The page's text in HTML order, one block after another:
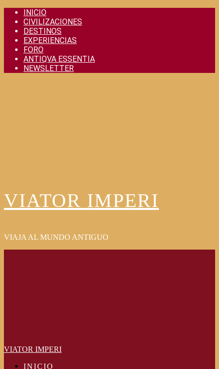
Skip
content
INICIO
CIVILIZACIONES
DESTINOS
EXPERIENCIAS
FORO
ANTIQVA ESSENTIA
NEWSLETTER
VIATOR IMPERI
VIAJA AL MUNDO ANTIGUO
VIATOR IMPERI
INICIO